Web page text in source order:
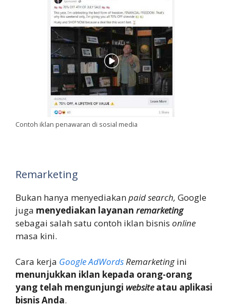
Contoh iklan penawaran di sosial media
Remarketing
Bukan hanya menyediakanpaid search, Google
juga menyediakan layanan remarketing
sebagai salah satu contoh iklan bisnis online
masa kini.
Cara kerja Google AdWordsRemarketingini
menunjukkan iklan kepada orang-orang
yang telah mengunjungi websiteatau aplikasi
bisnis Anda.